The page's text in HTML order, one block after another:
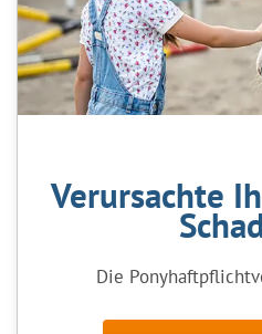
Verursachte
Die